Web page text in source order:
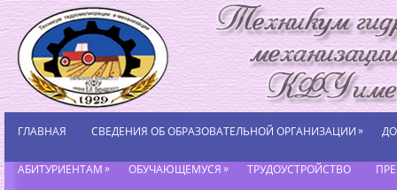
ГЛАВНАЯ СВЕДЕНИЯ ОБ ОБРАЗОВАТЕЛЬНОЙ ОРГАНИЗАЦИИ»
АБИТУРИЕНТАМ» ОБУЧАЮЩЕМУСЯ» ТРУДОУСТРОЙСТВО